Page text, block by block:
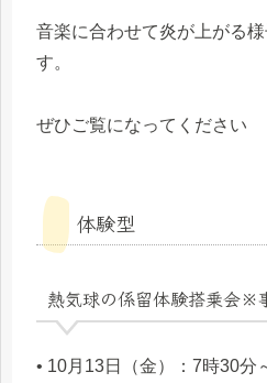
音楽に合わせて炎が上がる
す。
ぜひご覧になってください
体験型
熱気球の係留体験搭乗会※
• 10月13日（金）：7時30分